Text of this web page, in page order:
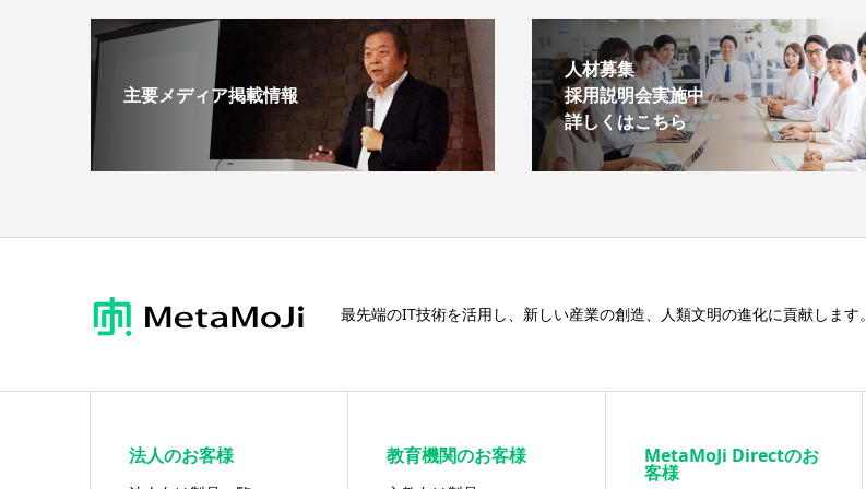
主要メディア掲載情報
人材募集
採用説明会実施中
詳しくはこちら
最先端のIT技術を活用し、新しい産業の創造、人類文明の進化に貢献します。
法人のお客様 教育機関のお客様 MetaMoJi Directのお
客様